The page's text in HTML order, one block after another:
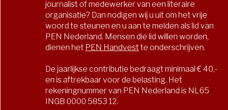
journalist of medewerker van een literaire
organisatie? Dan nodigen wij u uit om het vrije
woord te steunen en u aan te melden als lid van
PEN Nederland. Mensen die lid willen worden,
dienen het PEN Handvestte onderschrijven.
De jaarlijkse contributie bedraagt minimaal € 40,-
en is aftrekbaar voor de belasting. Het
rekeningnummer van PEN Nederland is NL65
INGB 0000 5853 12.